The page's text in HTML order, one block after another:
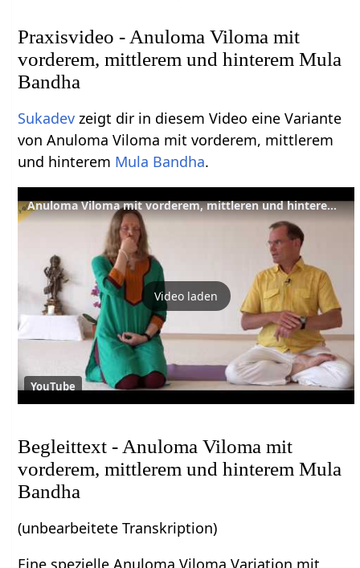
Praxisvideo - Anuloma Viloma mit
vorderem, mittlerem und hinterem Mula
Bandha
Sukadev zeigt dir in diesem Video eine Variante
von Anuloma Viloma mit vorderem, mittlerem
und hinterem Mula Bandha.
Anuloma Viloma mit vorderem, mittleren und hinterem Mula Bandha
Video laden
YouTube
Begleittext - Anuloma Viloma mit
vorderem, mittlerem und hinterem Mula
Bandha
(unbearbeitete Transkription)
Eine spezielle Anuloma Viloma Variation mit